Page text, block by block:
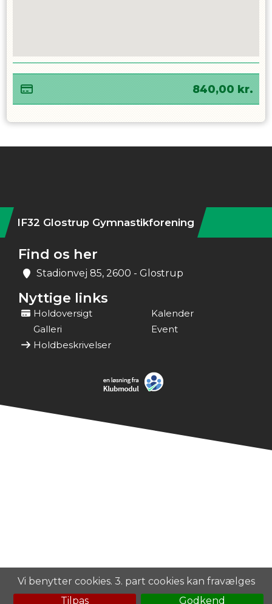
Vi benytter cookies. 3. part cookies kan fravælges
Tilpas
Godkend
840,00 kr.
IF32 Glostrup Gymnastikforening
Find os her
Stadionvej 85, 2600 - Glostrup
Nyttige links
Holdoversigt
Kalender
Galleri
Event
Holdbeskrivelser